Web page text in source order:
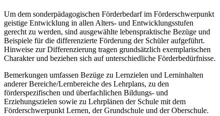
Um dem sonderpädagogischen Förderbedarf im Förderschwerpunkt
geistige Entwicklung in allen Alters- und Entwicklungsstufen
gerecht zu werden, sind ausgewählte lebenspraktische Bezüge und
Beispiele für die differenzierte Förderung der Schüler aufgeführt.
Hinweise zur Differenzierung tragen grundsätzlich exemplarischen
Charakter und beziehen sich auf unterschiedliche Förderbedürfnisse.
Bemerkungen umfassen Bezüge zu Lernzielen und Lerninhalten
anderer Bereiche/Lernbereiche des Lehrplans, zu den
förderspezifischen und überfachlichen Bildungs- und
Erziehungszielen sowie zu Lehrplänen der Schule mit dem
Förderschwerpunkt Lernen, der Grundschule und der Oberschule.